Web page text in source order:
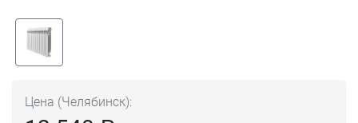
Цена (Челябинск):